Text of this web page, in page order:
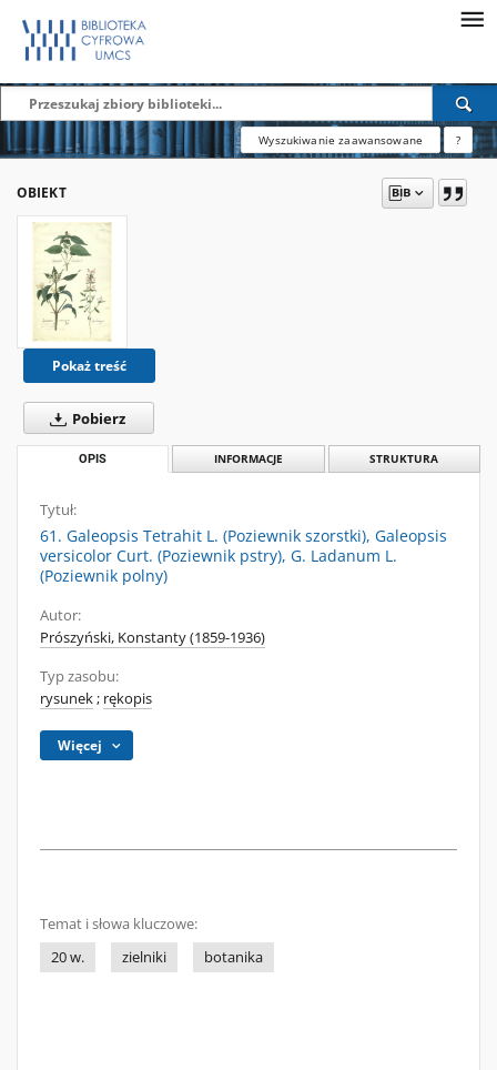
Wyszukiwanie zaawansowane ?
OBIEKT
Pokaż treść
Pobierz
OPIS INFORMACJE STRUKTURA
Tytuł:
61. Galeopsis Tetrahit L. (Poziewnik szorstki), Galeopsis
versicolor Curt. (Poziewnik pstry), G. Ladanum L.
(Poziewnik polny)
Autor:
Prószyński, Konstanty (1859-1936)
Typ zasobu:
rysunek; rękopis
Więcej
Temat i słowa kluczowe:
20 w.
zielniki botanika